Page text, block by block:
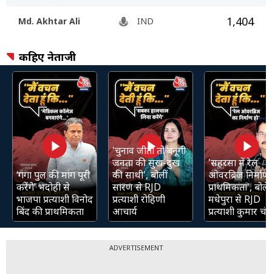
Md. Akhtar Ali IND 1,404
कहिए नेताजी
‘गंगा पुल की मांग पूरी
करेंगे’ भदोही से
भाजपा प्रत्याशी विनोद
बिंद की प्राथमिकता
'चुनाव जीती तो बनूंगी
जनता की सुख-दुख
की साथी', बोलीं
सारण से RJD
प्रत्याशी रोहिणी
आचार्य
'सहरसा में रेल
ओवरब्रिज निर्माण
प्राथमिकता', बोले
मधेपुरा से RJD
प्रत्याशी कुमार
ADVERTISEMENT